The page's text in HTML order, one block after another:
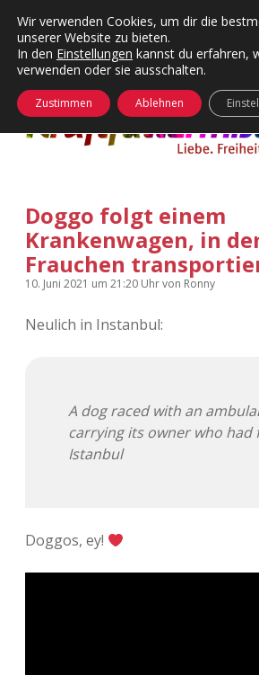
Kategorien
24 Hours Chilling
Die Wende
KFMW-Disco
kfmw.stuff
Visuelles
KFMW-Disco
Dates
Contact
Adventskalender
Adventskalender
öffnen
Doggo folgt einem
Krankenwagen, in
Frauchen
10. Juni 2021 um 21:20 Uhrvon Ronny
Neulich in Instanbul:
A dog raced with an
carrying its owner who had
Istanbul
Doggos, ey!
Wir verwenden Cookies, um dir die
unserer Website zu bieten.
In den Einstellungen kannst du erfahren,
verwenden oder sie ausschalten.
Zustimmen Ablehnen